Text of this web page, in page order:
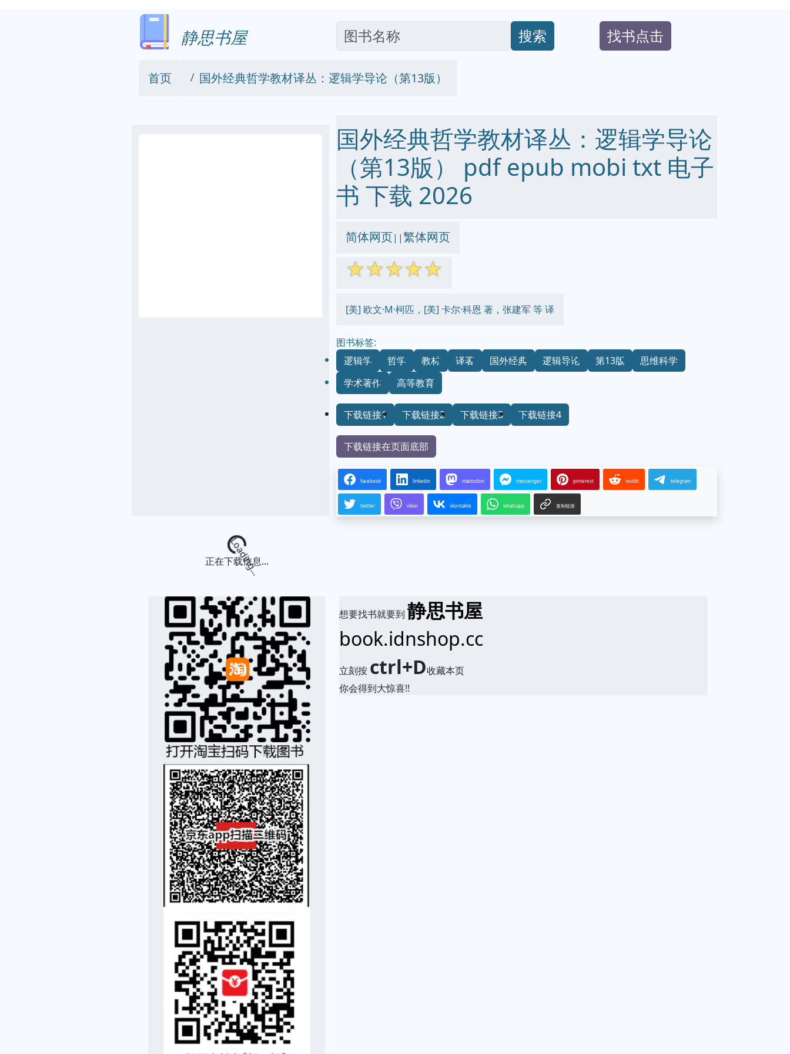
静思书屋 搜索 找书点击
首页 国外经典哲学教材译丛：逻辑学导论（第13版）
国外经典哲学教材译丛：逻辑学导论
（第13版） pdf epub mobi txt 电子
书 下载 2026
简体网页||繁体网页
☆☆☆☆☆
[美] 欧文·M·柯匹，[美] 卡尔·科恩 著，张建军 等 译
图书标签:
逻辑学
哲学 教材 译著 国外经典 逻辑导论 第13版
思维科学
学术著作
高等教育
下载链接1 下载链接2 下载链接3 下载链接4
下载链接在页面底部
facebook linkedin mastodon messenger pinterest reddit telegram
twitter viber vkontakte whatsapp 复制链接
Loading...
正在下载信息...
想要找书就要到静思书屋
book.idnshop.cc
立刻按 ctrl+D收藏本页
你会得到大惊喜!!